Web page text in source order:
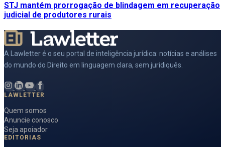
STJ mantém prorrogação de blindagem em recuperação
judicial de produtores rurais
A Lawletter é o seu portal de inteligência jurídica: notícias e análises
do mundo do Direito em linguagem clara, sem juridiquês.
LAWLETTER
Quem somos
Anuncie conosco
Seja apoiador
EDITORIAS